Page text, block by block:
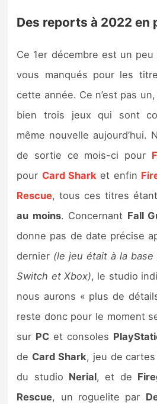
Bons plans
Guides
Des reports à 2022 en
Ce 1er décembre est un
vous manqués pour les
cette année. Ce n’est pas
bien trois jeux qui sont
même nouvelle aujourd’hui.
de sortie ce mois-ci pour
pour Card Sharket enfin
Rescue, tous ces titres étant
au moins. Concernant Fall
donne pas de date précise
dernier (le jeu était à la
Switch et Xbox), le studio
nous aurons « plus de
reste donc pour le moment
sur PC et consoles
de Card Shark, jeu de
du studio Nerial, et de
Rescue, un roguelite par